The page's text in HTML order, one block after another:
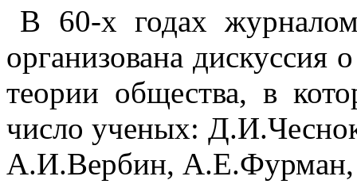
В 60-х годах
организо­вана дискуссия
теории общества, в
число ученых:
А.И.Вербин,